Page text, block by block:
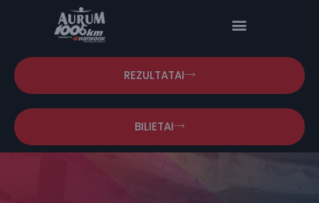
REZULTATAI
BILIETAI